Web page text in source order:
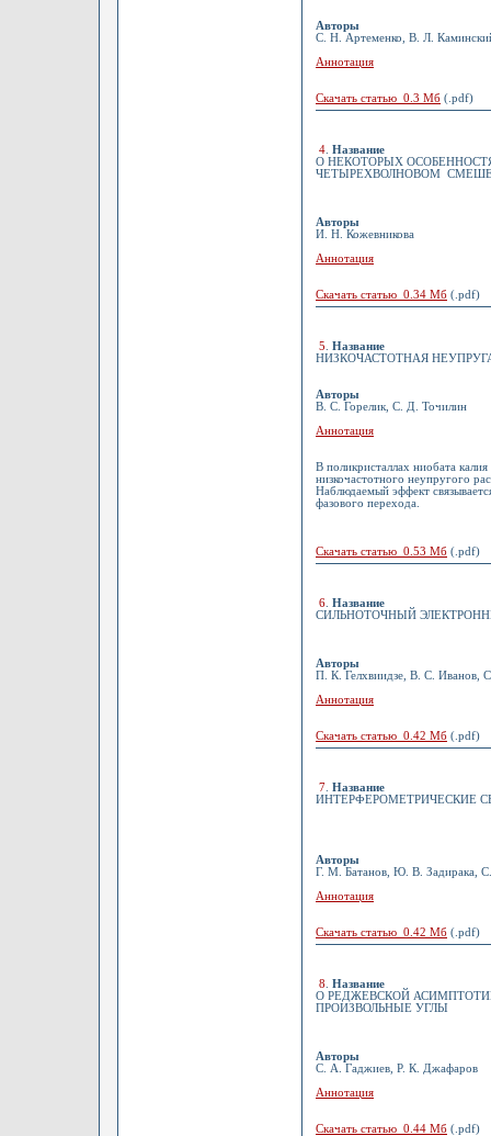
Авторы
С. Н. Артеменко, В. Л.
Аннотация
Скачать статью 0.3 Мб (.pdf)
4 Название
О НЕКОТОРЫХ
ЧЕТЫРЕХВОЛНОВОМ
Авторы
И. Н. Кожевникова
Аннотация
Скачать статью 0.34 Мб (.pdf)
5
Название
НИЗКОЧАСТОТНАЯ
Авторы
В. С. Горелик, С. Д. Точилин
Аннотация
В поликристаллах ниобата
низкочастотного неупругого
Наблюдаемый эффект
фазового перехода.
Скачать статью 0.53 Мб (.pdf)
6 Название
СИЛЬНОТОЧНЫЙ
Авторы
П. К. Гелхвиидзе, В. С. Иванов,
Аннотация
Скачать статью 0.42 Мб (.pdf)
7 Название
ИНТЕРФЕРОМЕТРИЧЕСКИЕ
Авторы
Г. М. Батанов, Ю. В. Задирака,
Аннотация
Скачать статью 0.42 Мб (.pdf)
8
Название
О РЕДЖЕВСКОЙ
ПРОИЗВОЛЬНЫЕ УГЛЫ
Авторы
С. А. Гаджиев, Р. К. Джафаров
Аннотация
Скачать статью 0.44 Мб (.pdf)